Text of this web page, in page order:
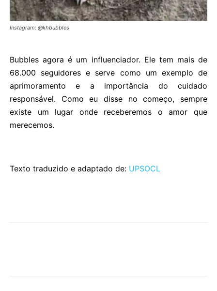
Instagram: @khbubbles
Bubbles agora é um influenciador. Ele tem mais de
68.000 seguidores e serve como um exemplo de
aprimoramento e a importância do cuidado
responsável. Como eu disse no começo, sempre
existe um lugar onde receberemos o amor que
merecemos.
Texto traduzido e adaptado de: UPSOCL